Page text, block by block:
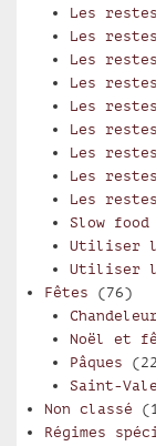
Les
Les
Les
Les
Les
Les
Les
Les
Les
Slow food
Utiliser
Utiliser
Fêtes (76)
Noël et
Pâques
Saint-
Non classé
Régimes